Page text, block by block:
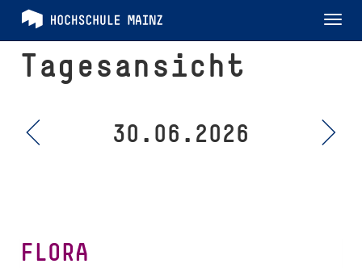
Tagesansicht
30.06.2026
FLORA